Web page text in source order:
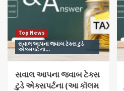
Top News
સવાલ આપના જવાબ ટેક્સ ટુડે
એક્સપર્ટ ના...
સવાલ આપના જવાબ ટેક્સ
ટુડે એક્સપર્ટના (આ કૉલમ